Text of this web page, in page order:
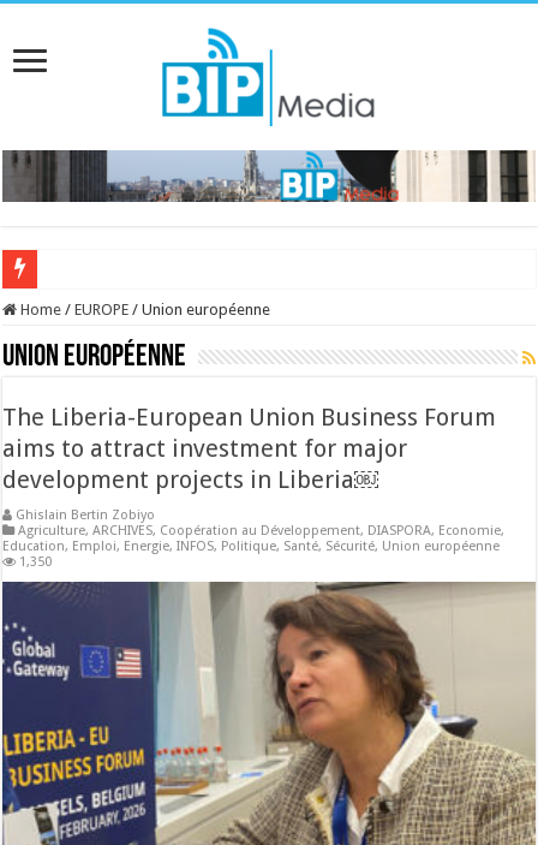
Home / EUROPE / Union européenne
Union européenne
The Liberia-European Union Business Forum
aims to attract investment for major
development projects in Liberia￼
Ghislain Bertin Zobiyo
Agriculture,ARCHIVES, Coopération au Développement, DIASPORA, Economie,
Education, Emploi, Energie,INFOS, Politique, Santé, Sécurité, Union européenne
1,350